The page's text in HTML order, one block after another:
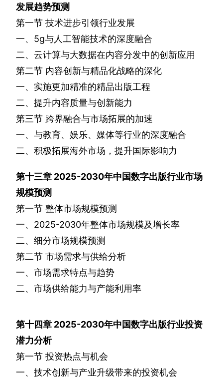
发展趋势预测
第一节 技术进步引领行业发展
一、 5g与人工智能技术的深度融合
二、云计算与大数据在内容分发中的创新应用
第二节 内容创新与精品化战略的深化
一、实施更加精准的精品出版工程
二、提升内容质量与创新能力
第三节 跨界融合与市场拓展的加速
一、与教育、娱乐、媒体等行业的深度融合
二、积极拓展海外市场，提升国际影响力
第十三章 2025-2030年中国数字出版行业市场
规模预测
第一节 整体市场规模预测
一、 2025-2030年整体市场规模及增长率
二、细分市场规模预测
第二节 市场需求与供给分析
一、市场需求特点与趋势
二、市场供给能力与产能利用率
第十四章 2025-2030年中国数字出版行业投资
潜力分析
第一节 投资热点与机会
一、技术创新与产业升级带来的投资机会